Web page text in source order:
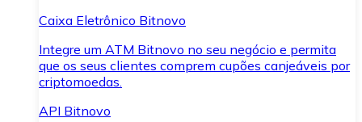
Caixa Eletrônico Bitnovo
Integre um ATM Bitnovo no seu negócio e permita
que os seus clientes comprem cupões canjeáveis por
criptomoedas.
API Bitnovo